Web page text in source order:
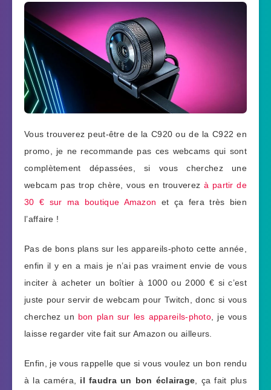
Vous trouverez peut-être de la C920 ou de la C922 en
promo, je ne recommande pas ces webcams qui sont
complètement dépassées, si vous cherchez une
webcam pas trop chère, vous en trouverez à partir de
30 € sur ma boutique Amazon et ça fera très bien
l’affaire !
Pas de bons plans sur les appareils-photo cette année,
enfin il y en a mais je n’ai pas vraiment envie de vous
inciter à acheter un boîtier à 1000 ou 2000 € si c’est
juste pour servir de webcam pour Twitch, donc si vous
cherchez un bon plan sur les appareils-photo , je vous
laisse regarder vite fait sur Amazon ou ailleurs.
Enfin, je vous rappelle que si vous voulez un bon rendu
à la caméra, il faudra un bon éclairage , ça fait plus